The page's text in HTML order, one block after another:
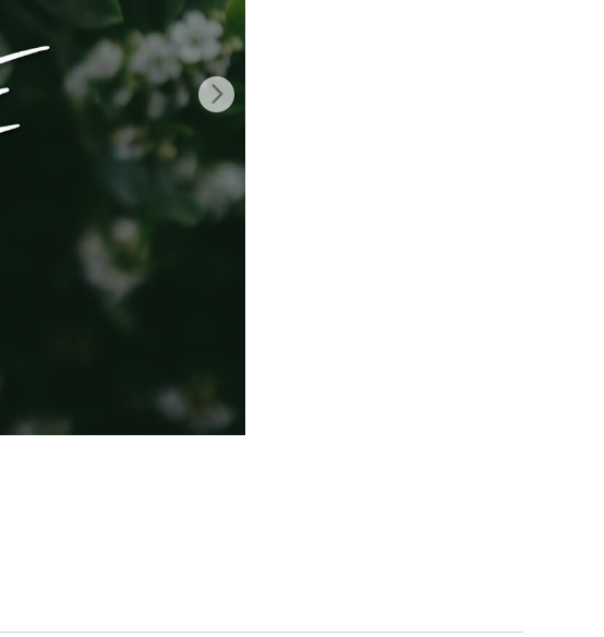
Date de Antrenament AI Video Editing Services